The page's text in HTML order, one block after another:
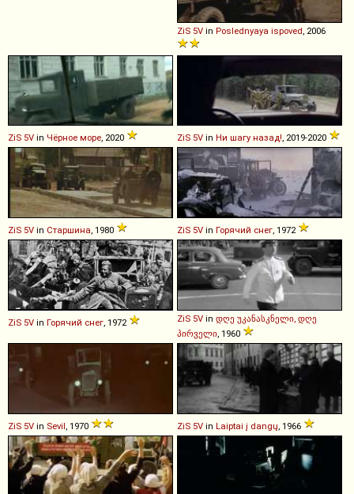
ZiS 5V in Poslednyaya ispoved , 2006
ZiS 5V in Чёрное море, 2020 ZiS 5V in Ни шагу назад!, 2019-2020
ZiS 5V in Старшина, 1980 ZiS 5V in Горячий снег, 1972
ZiS 5V in Горячий снег, 1972 ZiS 5V in დღე უკანასკნელი, დღე
პირველი, 1960
ZiS 5V in Sevil, 1970 ZiS 5V in Laiptai į dangų, 1966